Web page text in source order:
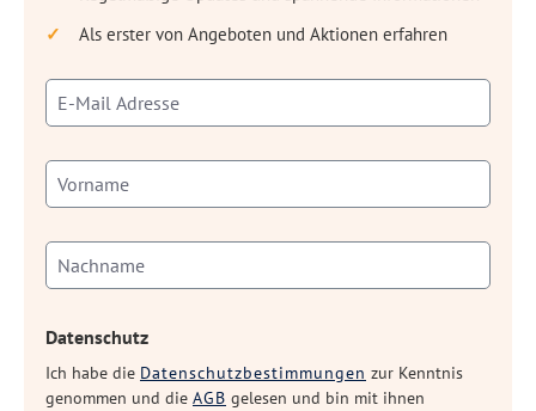
Als erster von Angeboten und Aktionen erfahren
Datenschutz
Ich habe die Datenschutzbestimmungen zur Kenntnis
genommen und die AGB gelesen und bin mit ihnen